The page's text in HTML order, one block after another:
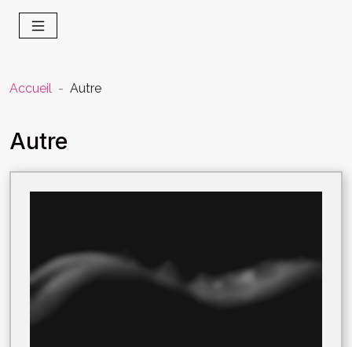
Accueil Autre
Autre